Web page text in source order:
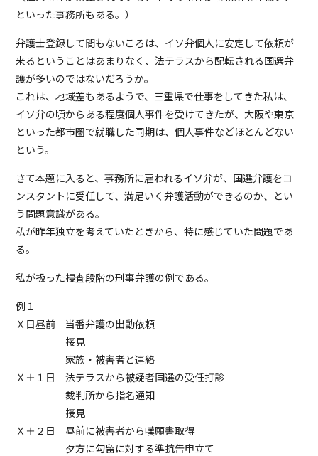
といった事務所もある。）
弁護士登録して間もないころは、イソ弁個人に安定して依頼が
来るということはあまりなく、法テラスから配転される国選弁
護が多いのではないだろうか。
これは、地域差もあるようで、三重県で仕事をしてきた私は、
イソ弁の頃からある程度個人事件を受けてきたが、大阪や東京
といった都市圏で就職した同期は、個人事件などほとんどない
という。
さて本題に入ると、事務所に雇われるイソ弁が、国選弁護をコ
ンスタントに受任して、満足いく弁護活動ができるのか、とい
う問題意識がある。
私が昨年独立を考えていたときから、特に感じていた問題であ
る。
私が扱った捜査段階の刑事弁護の例である。
例１
Ｘ日昼前 当番弁護の出動依頼
接見
家族・被害者と連絡
Ｘ＋１日 法テラスから被疑者国選の受任打診
裁判所から指名通知
接見
Ｘ＋２日 昼前に被害者から嘆願書取得
夕方に勾留に対する準抗告申立て